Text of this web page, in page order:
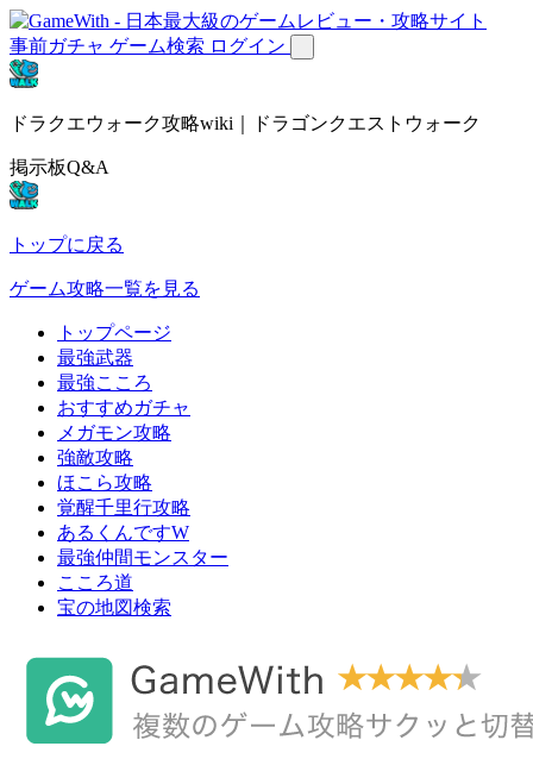
事前ガチャ ゲーム検索 ログイン
ドラクエウォーク攻略wiki｜ドラゴンクエストウォーク
掲示板Q&A
トップに戻る
ゲーム攻略一覧を見る
トップページ
最強武器
最強こころ
おすすめガチャ
メガモン攻略
強敵攻略
ほこら攻略
覚醒千里行攻略
あるくんですW
最強仲間モンスター
こころ道
宝の地図検索